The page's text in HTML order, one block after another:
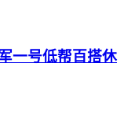
一号低帮百搭休